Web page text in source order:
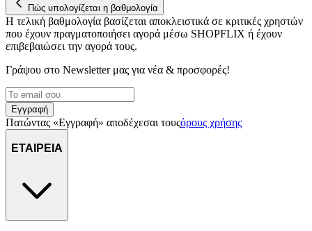
Πώς υπολογίζεται η βαθμολογία
Η τελική βαθμολογία βασίζεται αποκλειστικά σε κριτικές χρηστών
που έχουν πραγματοποιήσει αγορά μέσω SHOPFLIX ή έχουν
επιβεβαιώσει την αγορά τους.
Γράψου στο Νewsletter μας για νέα & προσφορές!
Εγγραφή
Πατώντας «Εγγραφή» αποδέχεσαι τουςόρους χρήσης
ΕΤΑΙΡΕΙΑ